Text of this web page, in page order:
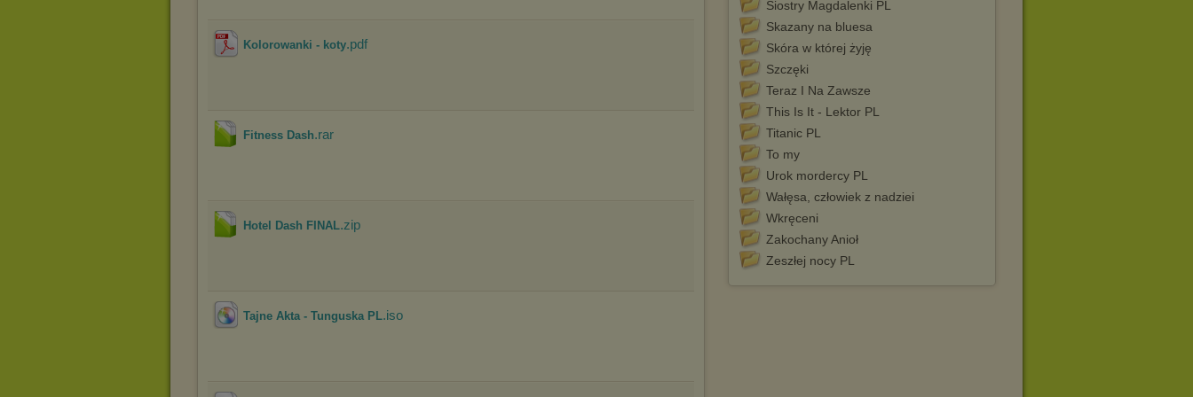
Wyrażenie sprzeciwu spowoduje, że wyświetlana Ci reklama nie
będzie dopasowana do Twoich preferencji, a będzie to reklama
Istnieje możliwość zmiany ustawień przeglądarki internetowej w
sposób uniemożliwiający przechowywanie plików cookies na
urządzeniu końcowym. Można również usunąć pliki cookies,
dokonując odpowiednich zmian w ustawieniach przeglądarki
Pełną informację na ten temat znajdziesz pod adresem
Siostry Magdalenki PL
Skazany na bluesa
Skóra w której żyję
Szczęki
Teraz I Na Zawsze
This Is It - Lektor PL
Titanic PL
To my
Urok mordercy PL
Wałęsa, człowiek z nadziei
Wkręceni
Zakochany Anioł
Zeszłej nocy PL
Kolorowanki - koty.pdf
Fitness Dash.rar
Hotel Dash FINAL.zip
Tajne Akta - Tunguska PL.iso